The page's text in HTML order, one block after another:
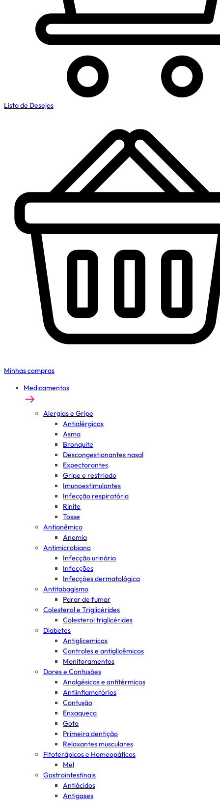
Lista de Desejos
Minhas compras
Medicamentos
Alergias e Gripe
Antialérgicos
Asma
Bronquite
Descongestionantes nasal
Expectorantes
Gripe e resfriado
Imunoestimulantes
Infecção respiratória
Rinite
Tosse
Antianêmico
Anemia
Antimicrobiano
Infecção urinária
Infecções
Infecções dermatológica
Antitabagismo
Parar de fumar
Colesterol e Triglicérides
Colesterol triglicérides
Diabetes
Antiglicemicos
Controles e antiglicêmicos
Monitoramentos
Dores e Contusões
Analgésicos e antitérmicos
Antiinflamatórios
Contusão
Enxaqueca
Gota
Primeira dentição
Relaxantes musculares
Fitoterápicos e Homeopáticos
Mel
Gastrointestinais
Antiácidos
Antigases